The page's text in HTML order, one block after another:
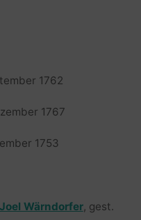
1762
1767
1753
Joel Wärndorfer, gest.